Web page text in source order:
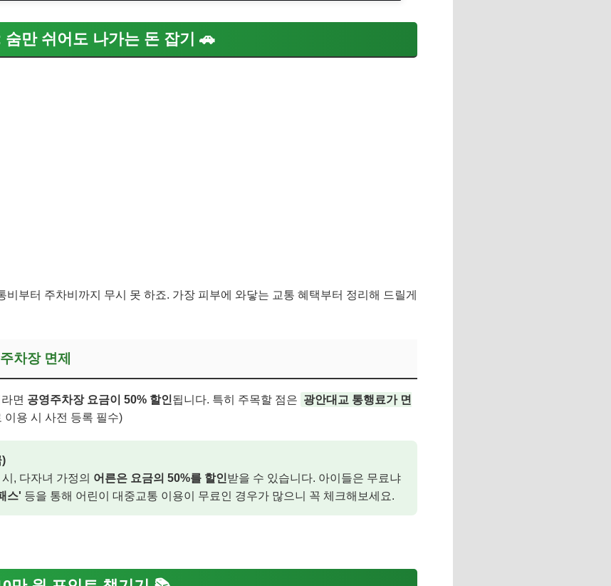
만 쉬어도 나가는 돈 잡기 🚗
비부터 주차비까지 무시 못 하죠. 가장 피부에 와닿는 교통 혜택부터 정리해 드릴게
차장 면제
면 공영주차장 요금이 50% 할인됩니다. 특히 주목할 점은 광안대교 통행료가 면
이용 시 사전 등록 필수)
)
, 다자녀 가정의 어른은 요금의 50%를 할인받을 수 있습니다. 아이들은 무료냐
스' 등을 통해 어린이 대중교통 이용이 무료인 경우가 많으니 꼭 체크해보세요.